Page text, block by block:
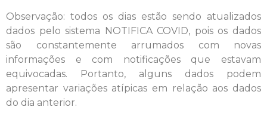
Observação: todos os dias estão sendo atualizados
dados pelo sistema NOTIFICA COVID, pois os dados
são constantemente arrumados com novas
informações e com notificações que estavam
equivocadas. Portanto, alguns dados podem
apresentar variações atípicas em relação aos dados
do dia anterior.